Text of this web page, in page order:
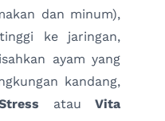
dan minum),
ke jaringan,
ayam yang
kandang,
atauVita